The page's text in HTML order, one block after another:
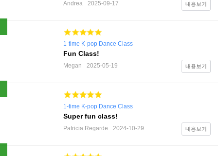
Andrea 2025-09-17 내용보기
1-time K-pop Dance Class
Fun Class!
Megan 2025-05-19 내용보기
1-time K-pop Dance Class
Super fun class!
Patricia Regarde 2024-10-29 내용보기